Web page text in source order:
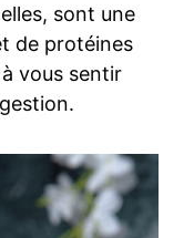
sont une
de protéines
vous sentir